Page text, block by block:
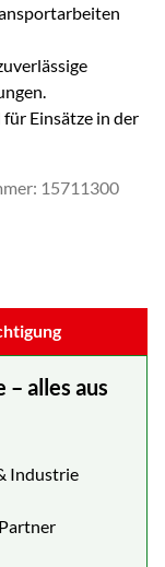
für Einsätze in der
15711300
alles aus
Industrie